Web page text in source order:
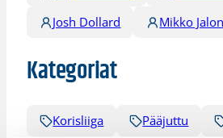
Josh Dollard
Mikko
Kategoriat
Korisliiga Pääjuttu